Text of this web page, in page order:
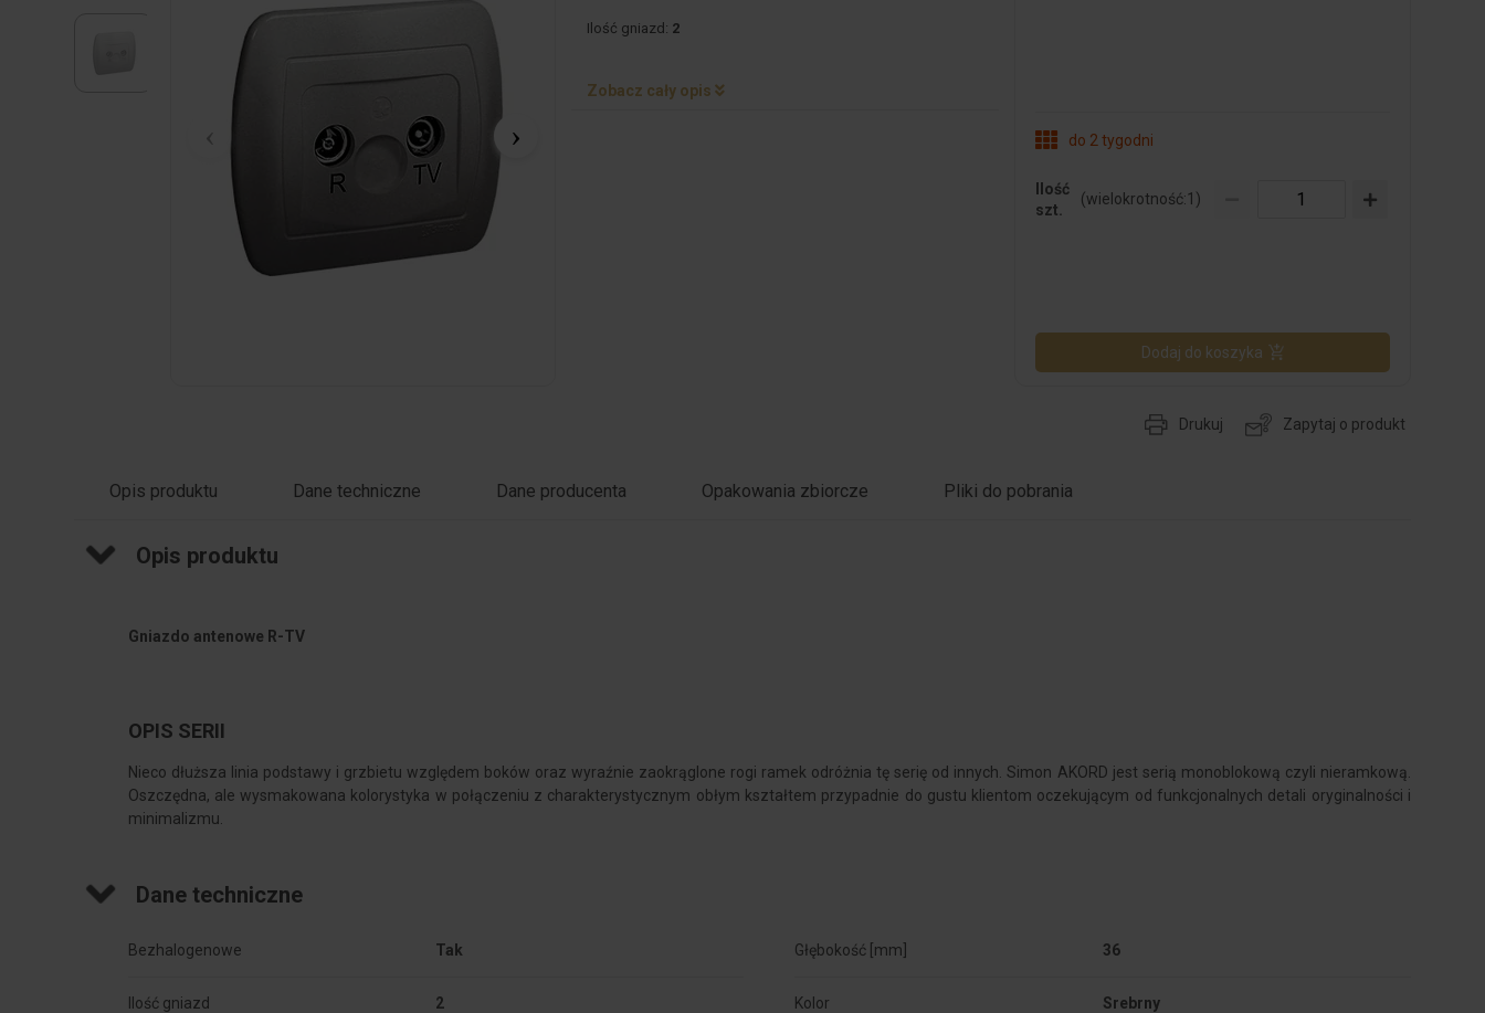
Ilość gniazd: 2
Zobacz cały opis
do 2 tygodni
Ilość
szt.
(wielokrotność:1 )
Dodaj do koszyka
Drukuj Zapytaj o produkt
Opis produktu Dane techniczne Dane producenta Opakowania zbiorcze Pliki do pobrania
Opis produktu
Gniazdo antenowe R-TV
OPIS SERII
Nieco dłuższa linia podstawy i grzbietu względem boków oraz wyraźnie zaokrąglone rogi ramek odróżnia tę serię od innych. Simon AKORD jest serią monoblokową czyli nieramkową.
Oszczędna, ale wysmakowana kolorystyka w połączeniu z charakterystycznym obłym kształtem przypadnie do gustu klientom oczekującym od funkcjonalnych detali oryginalności i
minimalizmu.
Dane techniczne
Bezhalogenowe Tak
Ilość gniazd 2
Głębokość [mm] 36
Kolor Srebrny